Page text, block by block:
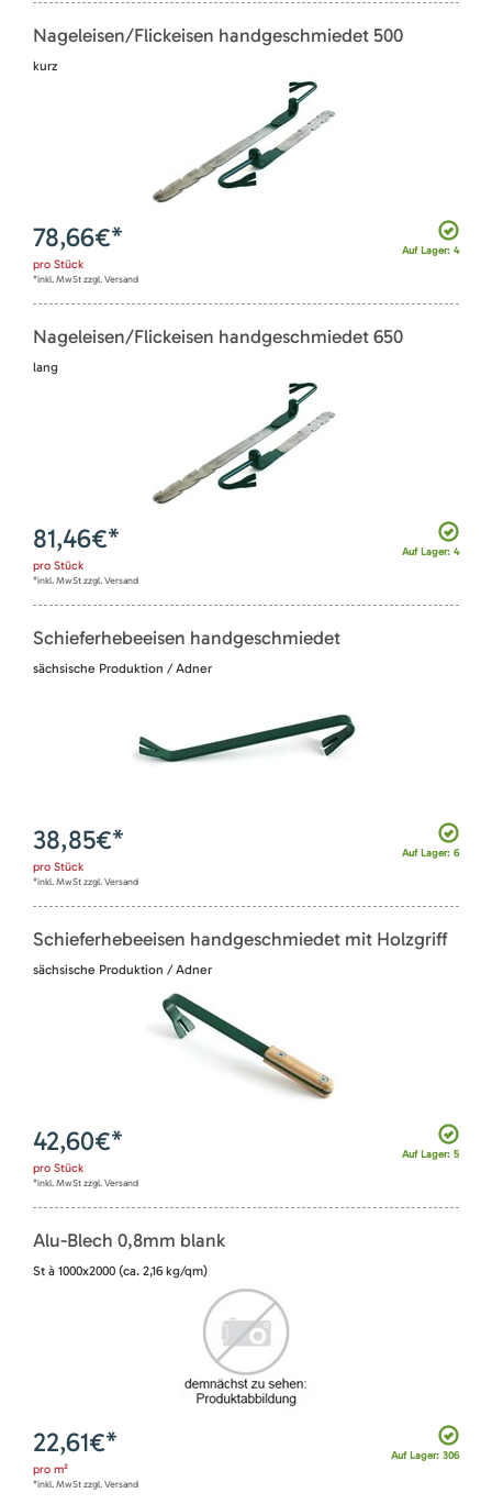
Nageleisen/Flickeisen handgeschmiedet 500
kurz
Auf Lager: 4
78,66€*
pro Stück
*inkl. MwSt zzgl. Versand
Nageleisen/Flickeisen handgeschmiedet 650
lang
Auf Lager: 4
81,46€*
pro Stück
*inkl. MwSt zzgl. Versand
Schieferhebeeisen handgeschmiedet
sächsische Produktion / Adner
Auf Lager: 6
38,85€*
pro Stück
*inkl. MwSt zzgl. Versand
Schieferhebeeisen handgeschmiedet mit Holzgriff
sächsische Produktion / Adner
Auf Lager: 5
42,60€*
pro Stück
*inkl. MwSt zzgl. Versand
Alu-Blech 0,8mm blank
St à 1000x2000 (ca. 2,16 kg/qm)
Auf Lager: 306
22,61€*
pro m²
*inkl. MwSt zzgl. Versand